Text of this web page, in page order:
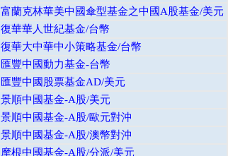
富蘭克林華美中國傘型基金之中國A股基金/美元
復華華人世紀基金/台幣
復華大中華中小策略基金/台幣
匯豐中國動力基金-台幣
匯豐中國股票基金AD/美元
景順中國基金-A股/美元
景順中國基金-A股/歐元對沖
景順中國基金-A股/澳幣對沖
摩根中國基金-A股/分派/美元